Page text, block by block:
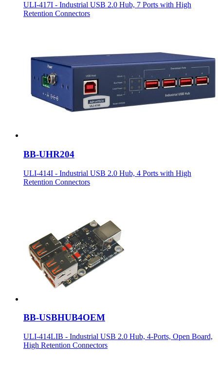
ULI-417I - Industrial USB 2.0 Hub, 7 Ports with High
Retention Connectors
BB-UHR204
ULI-414I - Industrial USB 2.0 Hub, 4 Ports with High
Retention Connectors
BB-USBHUB4OEM
ULI-414LIB - Industrial USB 2.0 Hub, 4-Ports, Open Board,
High Retention Connectors